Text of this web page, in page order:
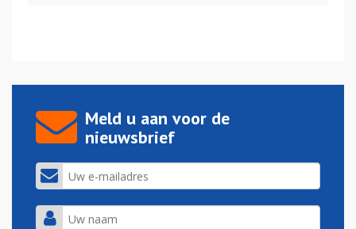
Meld u aan voor de
nieuwsbrief